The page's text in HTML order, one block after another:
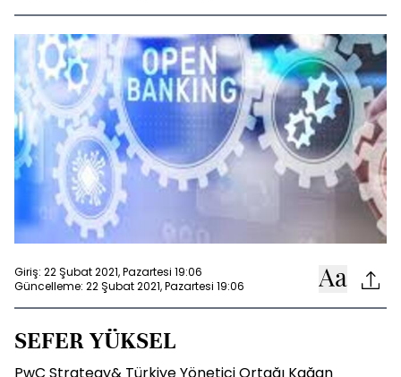
Giriş: 22 Şubat 2021, Pazartesi 19:06
Güncelleme: 22 Şubat 2021, Pazartesi 19:06
SEFER YÜKSEL